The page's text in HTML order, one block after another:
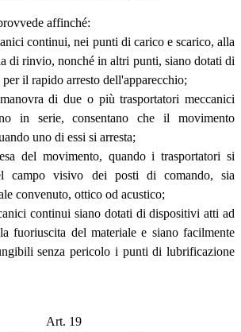
affinché:
continui, nei punti di carico e scarico, alla
di rinvio, nonché in altri punti, siano dotati di
il rapido arresto dell'apparecchio;
di due o più trasportatori meccanici
in serie, consentano che il movimento
uno di essi si arresta;
del movimento, quando i trasportatori si
campo visivo dei posti di comando, sia
convenuto, ottico od acustico;
continui siano dotati di dispositivi atti ad
fuoriuscita del materiale e siano facilmente
senza pericolo i punti di lubrificazione
Art. 19